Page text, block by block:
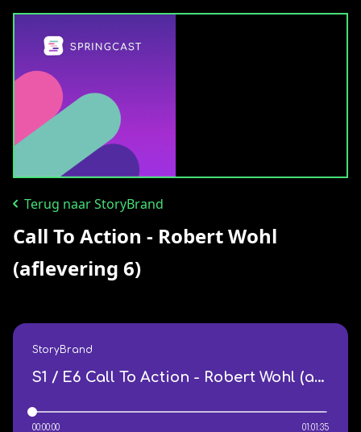
Terug naar StoryBrand
Call To Action - Robert Wohl
(aflevering 6)